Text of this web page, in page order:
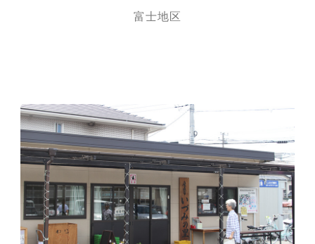
富士地区